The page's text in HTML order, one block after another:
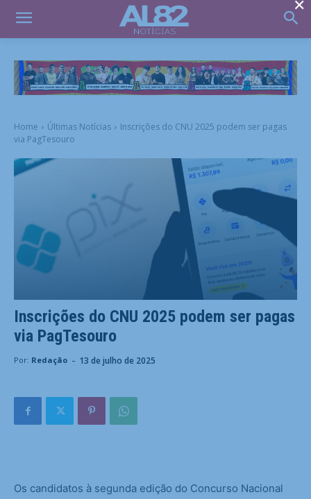
Home Últimas Notícias
Inscrições do CNU 2025 podem ser pagas
via PagTesouro
Inscrições do CNU 2025 podem ser pagas
via PagTesouro
Por: Redação - 13 de julho de 2025
Os candidatos à segunda edição do Concurso Nacional